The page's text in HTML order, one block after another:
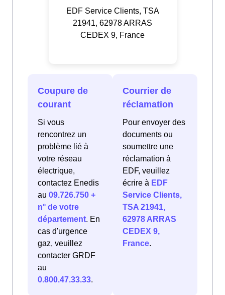
EDF Service Clients, TSA
21941, 62978 ARRAS
CEDEX 9, France
Coupure de
courant
Si vous
rencontrez un
problème lié à
votre réseau
électrique,
contactez Enedis
au 09.726.750 +
n° de votre
département. En
cas d'urgence
gaz, veuillez
contacter GRDF
au
0.800.47.33.33.
Courrier de
réclamation
Pour envoyer des
documents ou
soumettre une
réclamation à
EDF, veuillez
écrire à EDF
Service Clients,
TSA 21941,
62978 ARRAS
CEDEX 9,
France.